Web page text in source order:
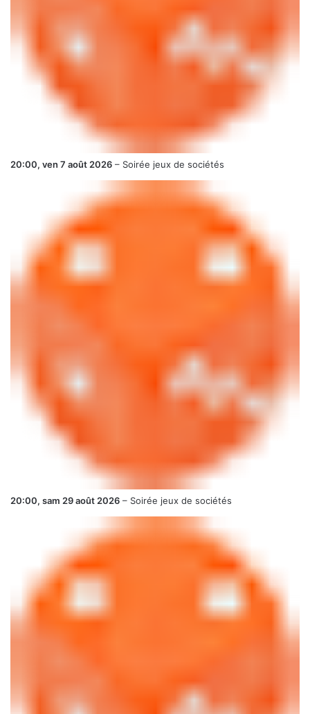
20:00, ven 7 août 2026 – Soirée jeux de sociétés
20:00, sam 29 août 2026 – Soirée jeux de sociétés